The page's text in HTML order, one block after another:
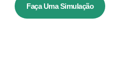
Faça Uma Simulação